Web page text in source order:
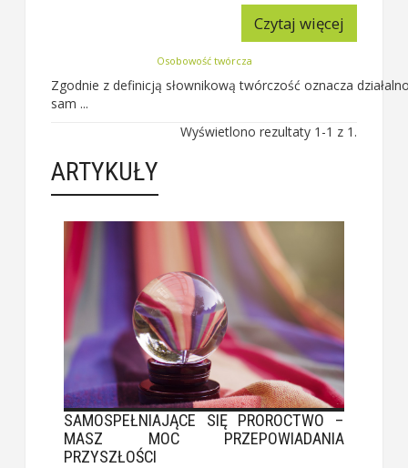
Czytaj więcej
Osobowość twórcza
Zgodnie z definicją słownikową twórczość oznacza
sam ...
Wyświetlono rezultaty 1-1 z 1.
ARTYKUŁY
SAMOSPEŁNIAJĄCE SIĘ PROROCTWO –
MASZ MOC PRZEPOWIADANIA
PRZYSZŁOŚCI